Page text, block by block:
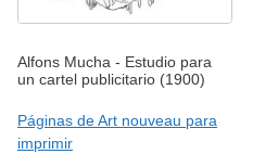
Alfons Mucha - Estudio para
un cartel publicitario (1900)
Páginas de Art nouveau para
imprimir